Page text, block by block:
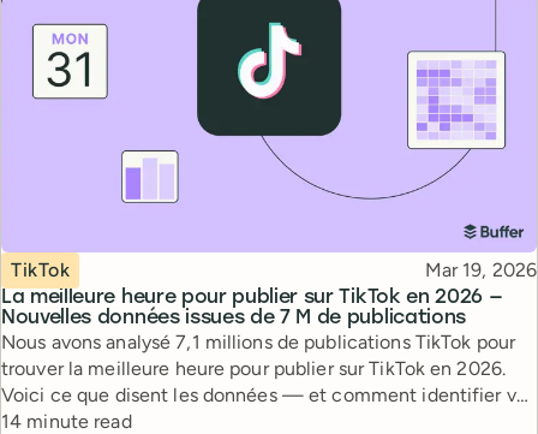
La meilleure heure pour publier sur TikTok en 2026 —
Nouvelles données issues de 7 M de publications
Topic
TikTok Published
Mar 19, 2026
Nous avons analysé 7,1 millions de publications TikTok pour
trouver la meilleure heure pour publier sur TikTok en 2026.
Voici ce que disent les données — et comment identifier vos
propres meilleurs créneaux.
Reading time
14 minute read